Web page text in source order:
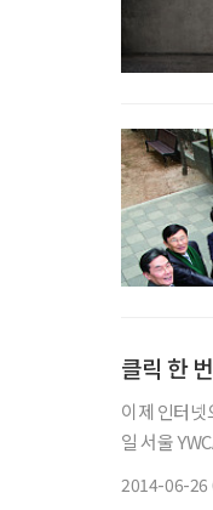
클릭 한
이제 인터넷으
일 서울 YWCA
2014-06-26